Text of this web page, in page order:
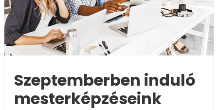
Szeptemberben induló
mesterképzéseink